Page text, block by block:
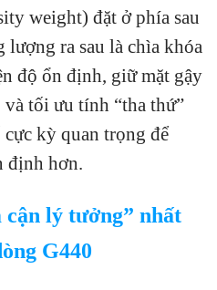
weight) đặt ở phía sau
lượng ra sau là chìa khóa
độ ổn định, giữ mặt gậy
tối ưu tính “tha thứ”
kỳ quan trọng để
định hơn.
lý tưởng” nhất
G440